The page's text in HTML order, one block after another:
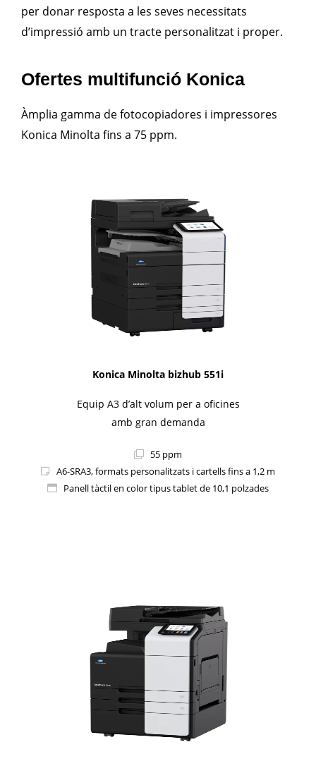
per donar resposta a les seves necessitats
d’impressió amb un tracte personalitzat i proper.
Ofertes multifunció Konica
Àmplia gamma de fotocopiadores i impressores
Konica Minolta fins a 75 ppm.
Konica Minolta bizhub 551i
Equip A3 d’alt volum per a oficines
amb gran demanda
55 ppm
A6-SRA3, formats personalitzats i cartells fins a 1,2 m
Panell tàctil en color tipus tablet de 10,1 polzades